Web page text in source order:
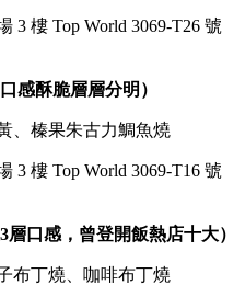
3 樓 Top World 3069-T26 號
感酥脆層層分明）
、榛果朱古力鯛魚燒
3 樓 Top World 3069-T16 號
口感，曾登開飯熱店十大）
布丁燒、咖啡布丁燒